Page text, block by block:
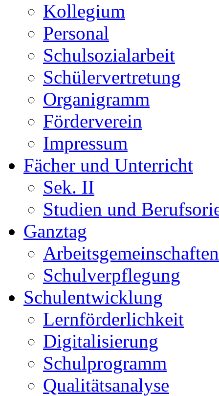
Kollegium
Personal
Schulsozialarbeit
Schülervertretung
Organigramm
Förderverein
Impressum
Fächer und Unterricht
Sek. II
Studien und
Ganztag
Arbeitsgemeinschaften
Schulverpflegung
Schulentwicklung
Lernförderlichkeit
Digitalisierung
Schulprogramm
Qualitätsanalyse